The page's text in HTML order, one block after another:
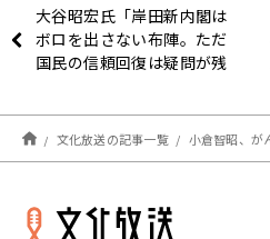
大谷昭宏氏「岸田新内閣は
ボロを出さない布陣。ただ
国民の信頼回復は疑問が残
ジャパン極」
文化放送の記事一覧 小倉智昭、がんが肺へ転移、ステ